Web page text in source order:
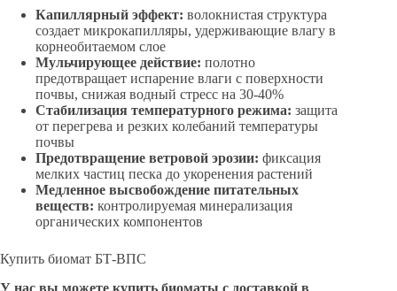
Капиллярный эффект: волокнистая структура
создает микрокапилляры, удерживающие влагу в
корнеобитаемом слое
Мульчирующее действие: полотно
предотвращает испарение влаги с поверхности
почвы, снижая водный стресс на 30-40%
Стабилизация температурного режима: защита
от перегрева и резких колебаний температуры
почвы
Предотвращение ветровой эрозии: фиксация
мелких частиц песка до укоренения растений
Медленное высвобождение питательных
веществ: контролируемая минерализация
органических компонентов
Купить биомат БТ-ВПС